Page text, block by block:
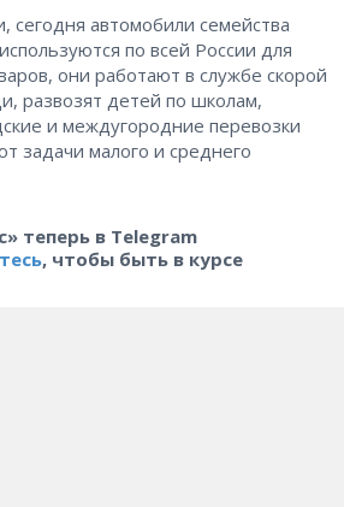
автомобили семейства
по всей России для
они работают в службе скорой
развозят детей по школам,
и междугородние перевозки
задачи малого и среднего
теперь в Telegram
, чтобы быть в курсе